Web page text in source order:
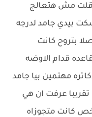
مش هتعالج
بيدي جامد لدرجه
بتروح كانت
قدام الاوضه
مهتمين بيا جامد
عرفت ان هي
كانت متجوزاه